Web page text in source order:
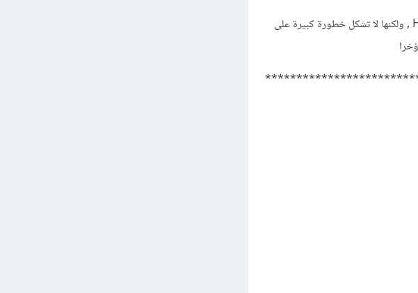
والتي تستخدمه المواقع التي تستعمل HTTPS , ولكنها لا تشكل خطورة كبيرة على